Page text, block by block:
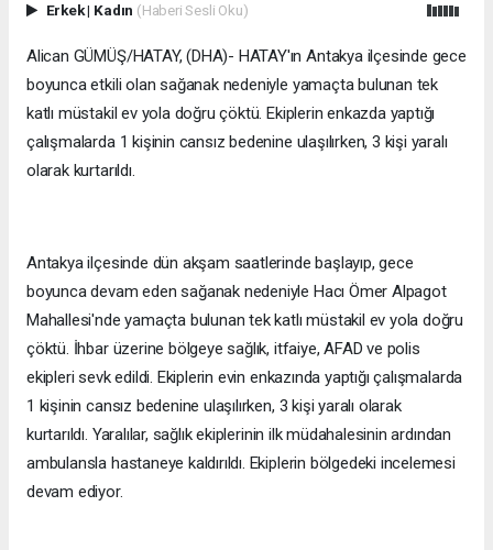
Erkek| Kadın (Haberi Sesli Oku)
Alican GÜMÜŞ/HATAY, (DHA)- HATAY'ın Antakya ilçesinde gece
boyunca etkili olan sağanak nedeniyle yamaçta bulunan tek
katlı müstakil ev yola doğru çöktü. Ekiplerin enkazda yaptığı
çalışmalarda 1 kişinin cansız bedenine ulaşılırken, 3 kişi yaralı
olarak kurtarıldı.
Antakya ilçesinde dün akşam saatlerinde başlayıp, gece
boyunca devam eden sağanak nedeniyle Hacı Ömer Alpagot
Mahallesi'nde yamaçta bulunan tek katlı müstakil ev yola doğru
çöktü. İhbar üzerine bölgeye sağlık, itfaiye, AFAD ve polis
ekipleri sevk edildi. Ekiplerin evin enkazında yaptığı çalışmalarda
1 kişinin cansız bedenine ulaşılırken, 3 kişi yaralı olarak
kurtarıldı. Yaralılar, sağlık ekiplerinin ilk müdahalesinin ardından
ambulansla hastaneye kaldırıldı. Ekiplerin bölgedeki incelemesi
devam ediyor.